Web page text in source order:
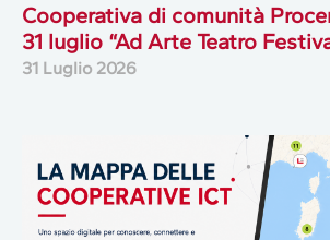
Cooperativa di comunità
31 luglio “Ad Arte Teatro
31 Luglio 2026